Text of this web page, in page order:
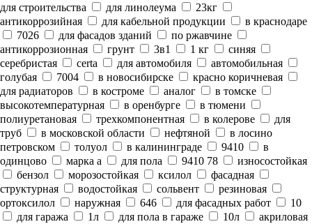
для строительства
для линолеума
23кг
антикоррозийная
для кабельной продукции
в краснодаре
7026
для фасадов зданий
по ржавчине
антикоррозионная
грунт 3в1 1 кг
синяя
серебристая
certa для автомобиля
автомобильная
голубая
7004 в новосибирске
красно коричневая
для радиаторов
в костроме аналог
в томске
высокотемпературная
в оренбурге
в тюмени
полиуретановая
трехкомпонентная в колерове
для
труб
в московской области нефтяной
в лосино
петровском
толуол в калининграде 9410
в
одинцово
марка а для пола 9410 78
износостойкая
бензол
морозостойкая ксилол
фасадная
структурная
водостойкая сольвент
резиновая
ортоксилол
наружная 646 для фасадных работ
10
для гаража
1л для пола в гараже 10л
акриловая